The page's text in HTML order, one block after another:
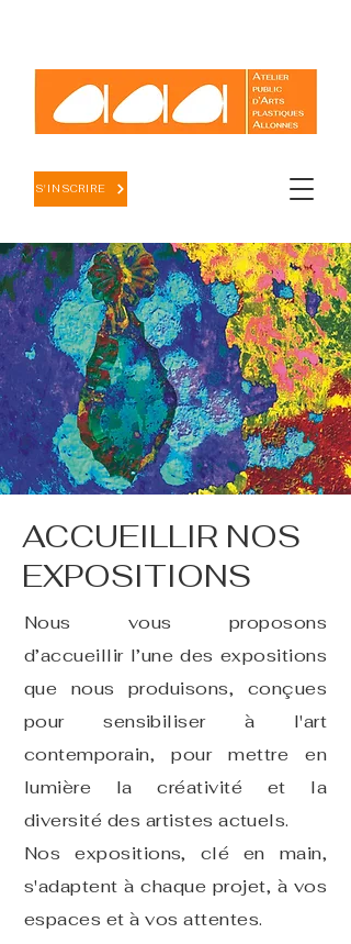
S'INSCRIRE
ACCUEILLIR NOS
EXPOSITIONS
Nous vous proposons
d’accueillir l’une des expositions
que nous produisons, conçues
pour sensibiliser à l'art
contemporain, pour mettre en
lumière la créativité et la
diversité des artistes actuels.
Nos expositions, clé en main,
s'adaptent à chaque projet, à vos
espaces et à vos attentes.